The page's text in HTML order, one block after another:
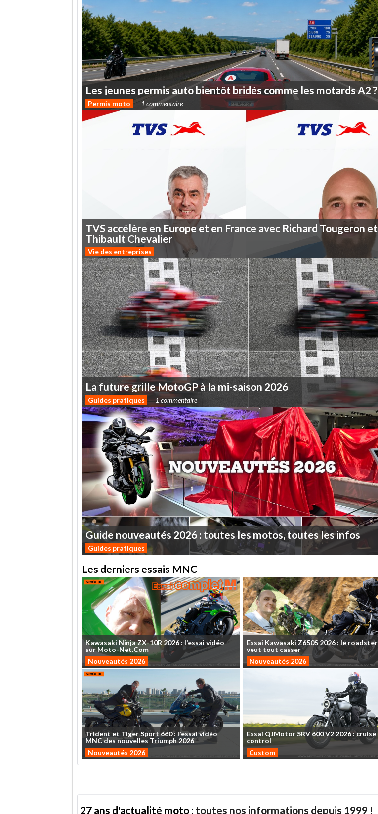
Les jeunes permis auto bientôt bridéscomme les motardsA2?
Permis moto 1 commentaire
TVS accélère en Europe et en France avec Richard Tougeron et
Thibault Chevalier
Vie des entreprises
La futuregrilleMotoGP à la mi-saison 2026
Guides pratiques 1 commentaire
Guide nouveautés 2026 : toutes lesmotos,toutesles infos
Guides pratiques
Les derniers essais MNC
Kawasaki NinjaZX-10R 2026 : l'essai vidéo
sur Moto-Net.Com
Nouveautés 2026
Essai Kawasaki Z650S2026:le roadster
veut tout casser
Nouveautés 2026
Trident et TigerSport 660: l'essaividéo
MNCdesnouvelles Triumph2026
Nouveautés 2026
Essai QJMotorSRV 600V2 2026: cruise
control
Custom
27 ans d'actualité moto : toutes nos informations depuis 1999 !